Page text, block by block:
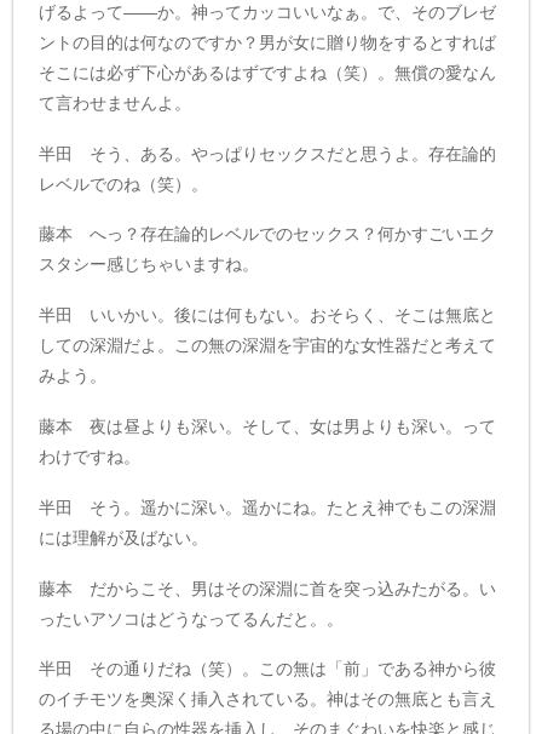
げるよって――か。神ってカッコいいなぁ。で、そのブレゼ
ントの目的は何なのですか？男が女に贈り物をするとすれば
そこには必ず下心があるはずですよね（笑）。無償の愛なん
て言わせませんよ。
半田 そう、ある。やっぱりセックスだと思うよ。存在論的
レベルでのね（笑）。
藤本 へっ？存在論的レベルでのセックス？何かすごいエク
スタシー感じちゃいますね。
半田 いいかい。後には何もない。おそらく、そこは無底と
しての深淵だよ。この無の深淵を宇宙的な女性器だと考えて
みよう。
藤本 夜は昼よりも深い。そして、女は男よりも深い。って
わけですね。
半田 そう。遥かに深い。遥かにね。たとえ神でもこの深淵
には理解が及ばない。
藤本 だからこそ、男はその深淵に首を突っ込みたがる。い
ったいアソコはどうなってるんだと。。
半田 その通りだね（笑）。この無は「前」である神から彼
のイチモツを奥深く挿入されている。神はその無底とも言え
る場の中に自らの性器を挿入し、そのまぐわいを快楽と感じ